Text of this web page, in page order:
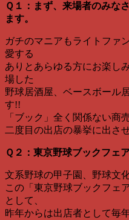
Ｑ１：まず、来場者のみな
ます。
ガチのマニアもライトファ
愛する
ありとあらゆる方にお楽し
場した
野球居酒屋、ベースボール
す!!
「ブック」全く関係ない商
二度目の出店の暴挙に出さ
Ｑ２：東京野球ブックフェ
文系野球の甲子園、野球文
この「東京野球ブックフェ
として、
昨年からは出店者として毎